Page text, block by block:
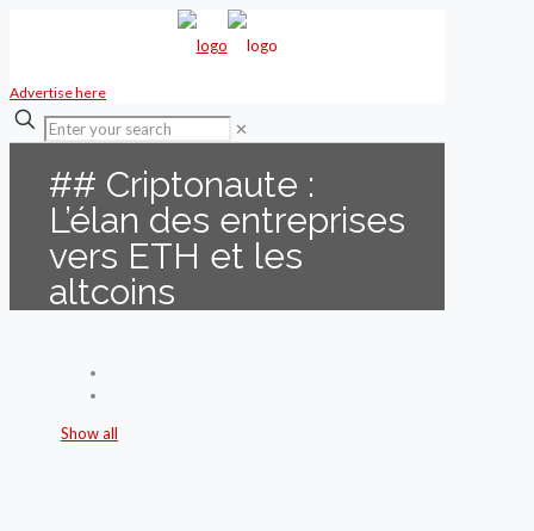
Advertise here
✕
## Criptonaute :
L’élan des entreprises
vers ETH et les
altcoins
Show all